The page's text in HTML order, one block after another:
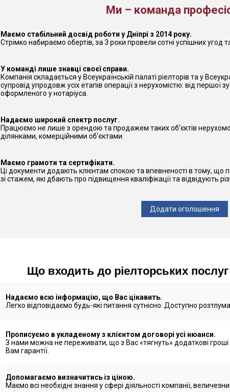
Ми – команда
Маємо стабільний досвід роботи у Дніпрі з 2014 року.
Стрімко набираємо обертів, за 3 роки провели сотні успішних угод
У команді лише знавці своєї справи.
Компанія складається у Всеукраїнській палаті ріелторів та у
супровід упродовж усіх етапів операції з нерухомістю: від першої
оформленого у нотаріуса.
Надаємо широкий спектр послуг.
Працюємо не лише з орендою та продажем таких об'єктів
ділянками, комерційними об'єктами.
Маємо грамоти та сертифікати.
Ці документи додають клієнтам спокою та впевненості в тому, що
зі стажем, які дбають про підвищення кваліфікації та відвідують
Додати оголошення
Що входить до ріелторських
Надаємо всю інформацію, що Вас цікавить.
Легко відповідаємо будь-які питання сутнісно. Доступно
Прописуємо в укладеному з клієнтом договорі усі нюанси.
З нами можна не переживати, що з Вас «тягнуть» додаткові
Вам гарантії.
Допомагаємо визначитись із ціною.
Маємо всі необхідні знання у сфері діяльності компанії,